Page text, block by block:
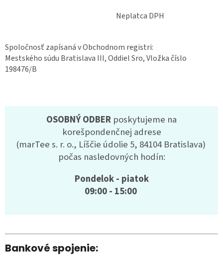
Neplatca DPH
Spoločnosť zapísaná v Obchodnom registri:
Mestského súdu Bratislava III, Oddiel Sro, Vložka číslo
198476/B
OSOBNÝ ODBER poskytujeme na
korešpondenčnej adrese
(marTee s. r. o., Líščie údolie 5, 84104 Bratislava)
počas nasledovných hodín:
Pondelok - piatok
09:00 - 15:00
Bankové spojenie: